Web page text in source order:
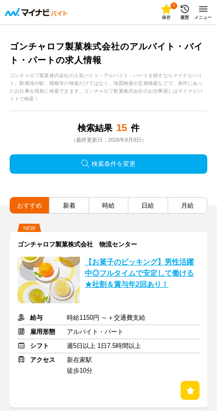
0
保存 履歴 メニュー
ゴンチャロフ製菓株式会社のアルバイト・バイ
ト・パートの求人情報
ゴンチャロフ製菓株式会社の人気バイト・アルバイト・パートを探すならマイナビバイ
ト。勤務地や駅、職種等の検索だけではなく、地図検索や定期検索などで、条件にあっ
たお仕事を簡単に検索できます。ゴンチャロフ製菓株式会社のお仕事探しはマイナビバ
イトで検索！
検索結果 15 件
（最終更新日：2026年8月9日）
検索条件を変更
おすすめ 新着 時給 日給 月給
NEW
ゴンチャロフ製菓株式会社 物流センター
【お菓子のピッキング】男性活躍
中◎フルタイムで安定して働ける
★社割＆賞与年2回あり！
給与
時給1150円 ～＋交通費支給
雇用形態
アルバイト・パート
シフト
週5日以上 1日7.5時間以上
アクセス
新在家駅
徒歩10分